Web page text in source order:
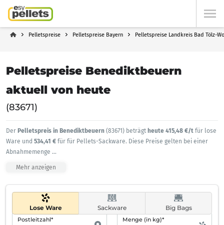
Pelletspreise Pelletspreise Bayern Pelletspreise Landkreis Bad Tölz-
Pelletspreise Benediktbeuern
aktuell von heute
(83671)
Der Pelletspreis in Benediktbeuern (83671) beträgt heute 415,48 €/t für lose
Ware und 534,41 € für für Pellets-Sackware. Diese Preise gelten bei einer
Abnahmemenge ...
Mehr anzeigen
Lose Ware Sackware Big Bags
Postleitzahl* Menge (in kg)*